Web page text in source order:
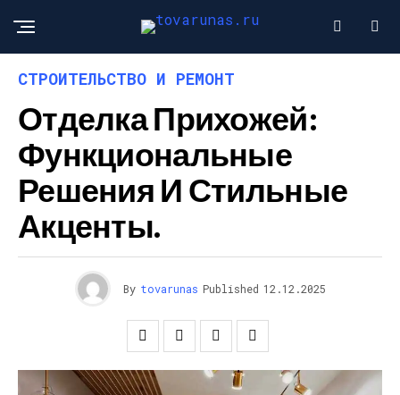
СТРОИТЕЛЬСТВО И РЕМОНТ
Отделка Прихожей:
Функциональные
Решения И Стильные
Акценты.
By tovarunas Published 12.12.2025